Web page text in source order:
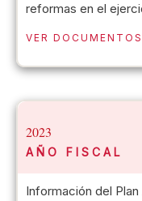
reformas en el
VER DOCUMENTOS
2023
AÑO FISCAL
Información del